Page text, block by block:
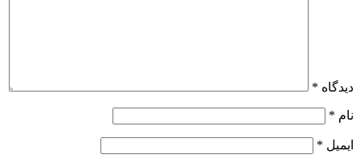
دیدگاه *
نام *
ایمیل *